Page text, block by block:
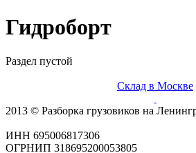
Гидроборт
Раздел пустой
Склад в Москве
2013 © Разборка грузовиков на
ИНН 695006817306
ОГРНИП 318695200053805